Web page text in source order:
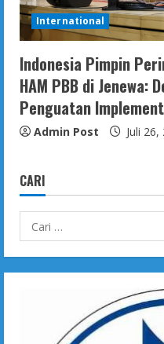
International
Indonesia Pimpin
HAM PBB di Jenewa:
Penguatan
Admin Post Juli 26,
CARI
Cari
untuk: